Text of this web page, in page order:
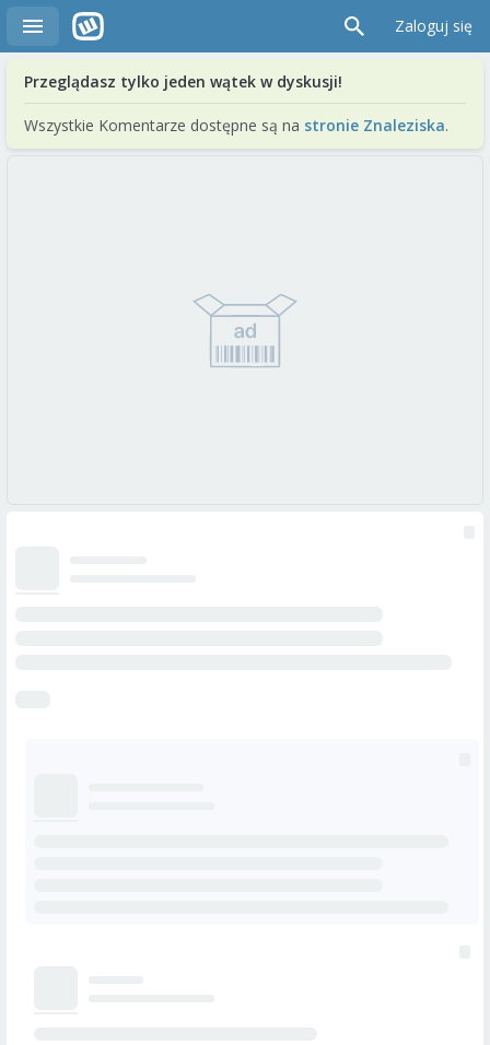
Zaloguj się
Przeglądasz tylko jeden wątek w dyskusji!
Wszystkie Komentarze dostępne są na stronie Znaleziska.